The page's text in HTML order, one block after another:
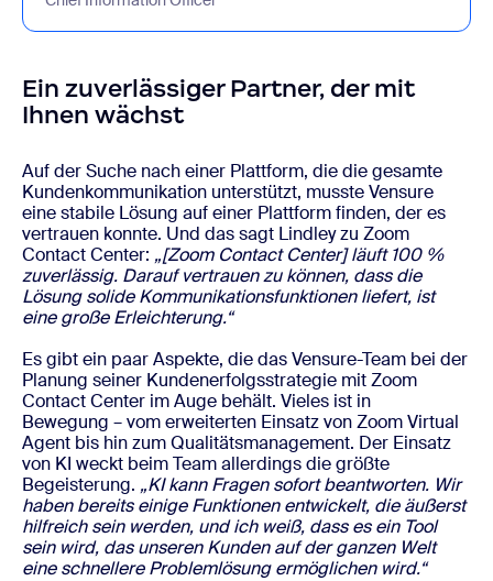
Ein zuverlässiger Partner, der mit
Ihnen wächst
Auf der Suche nach einer Plattform, die die gesamte
Kundenkommunikation unterstützt, musste Vensure
eine stabile Lösung auf einer Plattform finden, der es
vertrauen konnte. Und das sagt Lindley zu Zoom
Contact Center: „[Zoom Contact Center] läuft 100 %
zuverlässig. Darauf vertrauen zu können, dass die
Lösung solide Kommunikationsfunktionen liefert, ist
eine große Erleichterung.“
Es gibt ein paar Aspekte, die das Vensure-Team bei der
Planung seiner Kundenerfolgsstrategie mit Zoom
Contact Center im Auge behält. Vieles ist in
Bewegung – vom erweiterten Einsatz von Zoom Virtual
Agent bis hin zum Qualitätsmanagement. Der Einsatz
von KI weckt beim Team allerdings die größte
Begeisterung. „KI kann Fragen sofort beantworten. Wir
haben bereits einige Funktionen entwickelt, die äußerst
hilfreich sein werden, und ich weiß, dass es ein Tool
sein wird, das unseren Kunden auf der ganzen Welt
eine schnellere Problemlösung ermöglichen wird.“